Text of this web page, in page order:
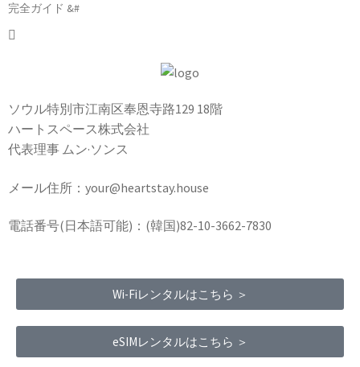
完全ガイド &#
ソウル特別市江南区奉恩寺路129 18階
ハートスペース株式会社
代表理事 ムン·ソンス
メール住所：your@heartstay.house
電話番号(日本語可能)：(韓国)82-10-3662-7830
Wi-Fiレンタルはこちら ＞
eSIMレンタルはこちら ＞